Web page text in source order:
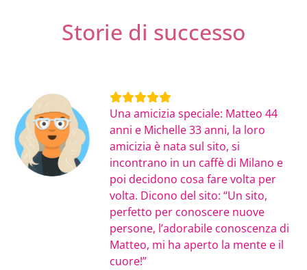
Storie di successo
Una amicizia speciale: Matteo 44
anni e Michelle 33 anni, la loro
amicizia è nata sul sito, si
incontrano in un caffè di Milano e
poi decidono cosa fare volta per
volta. Dicono del sito: “Un sito,
perfetto per conoscere nuove
persone, l’adorabile conoscenza di
Matteo, mi ha aperto la mente e il
cuore!”